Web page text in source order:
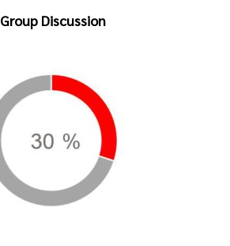
Group Discussion